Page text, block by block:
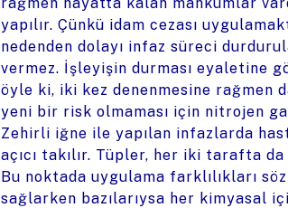
yapılır. Çünkü idam cezası
nedenden dolayı infaz süreci
vermez. İşleyişin durması eyaletine
öyle ki, iki kez denenmesine rağmen
yeni bir risk olmaması için nitrojen
Zehirli iğne ile yapılan infazlarda
açıcı takılır. Tüpler, her iki tarafta
Bu noktada uygulama farklılıkları
sağlarken bazılarıysa her kimyasal